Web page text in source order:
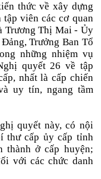
thức về xây dựng
viên các cơ quan
Trương Thị Mai - Ủy
Trưởng Ban Tổ
những nhiệm vụ
quyết 26 về tập
nhất là cấp chiến
uy tín, ngang tầm
quyết này, có nội
thư cấp ủy cấp tỉnh
thành ở cấp huyện;
với các chức danh